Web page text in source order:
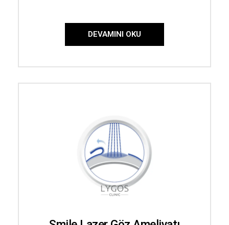
DEVAMINI OKU